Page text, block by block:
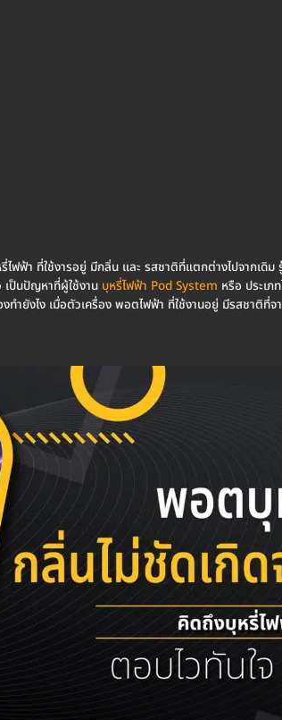
ฟ้า ที่ใช้งารอยู่ มีกลิ่น และ รสชาติที่แตกต่างไปจากเดิม
เป็นปัญหาที่ผู้ใช้งาน บุหรี่ไฟฟ้า Pod System หรือ ประเภ
ยังไง เมื่อตัวเครื่อง พอตไฟฟ้า ที่ใช้งานอยู่ มีรสชาติที่จา